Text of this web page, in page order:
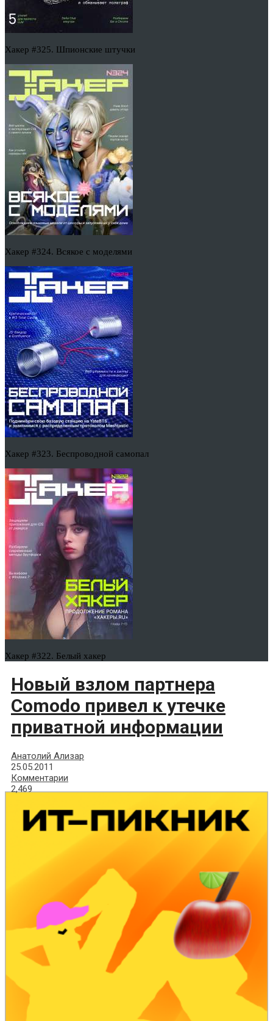
Хакер #325. Шпионские штучки
Хакер #324. Всякое с моделями
Хакер #323. Беспроводной самопал
Хакер #322. Белый хакер
Новый взлом партнера
Comodo привел к утечке
приватной информации
Анатолий Ализар
25.05.2011
Комментарии
2,469